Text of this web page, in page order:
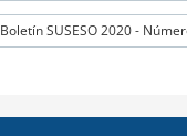
Boletín SUSESO 2020 -